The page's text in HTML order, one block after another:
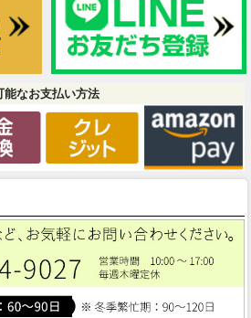
能なお支払い方法